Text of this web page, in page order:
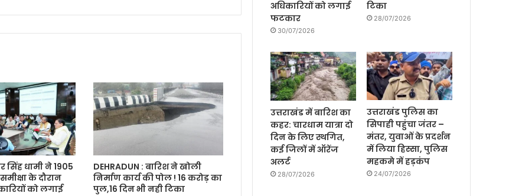
सिंह धामी ने 1905
के दौरान
को लगाई
DEHRADUN : बारिश ने खोली
निर्माण कार्य की पोल ! 16 करोड़ का
पुल,16 दिन भी नही टिका
अधिकारियों को लगाई
फटकार
30/07/2026
टिका
28/07/2026
उत्तराखंड में बारिश का
कहर: चारधाम यात्रा दो
दिन के लिए स्थगित,
कई जिलों में ऑरेंज
अलर्ट
28/07/2026
उत्तराखंड पुलिस का
सिपाही पहुंचा जंतर –
मंतर, युवाओं के प्रदर्शन
में लिया हिस्सा, पुलिस
महकमे में हड़कंप
24/07/2026